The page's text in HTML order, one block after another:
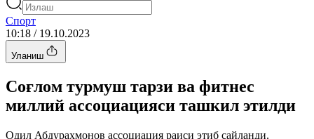
Спорт
10:18 / 19.10.2023
Уланиш
Соғлом турмуш тарзи ва фитнес
миллий ассоциацияси ташкил этилди
Одил Абдураҳмонов ассоциация раиси этиб сайланди.